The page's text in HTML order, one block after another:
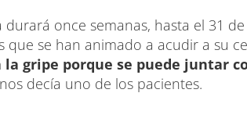
durará once semanas, hasta el 31
que se han animado a acudir a su
la gripe porque se puede juntar
decía uno de los pacientes.